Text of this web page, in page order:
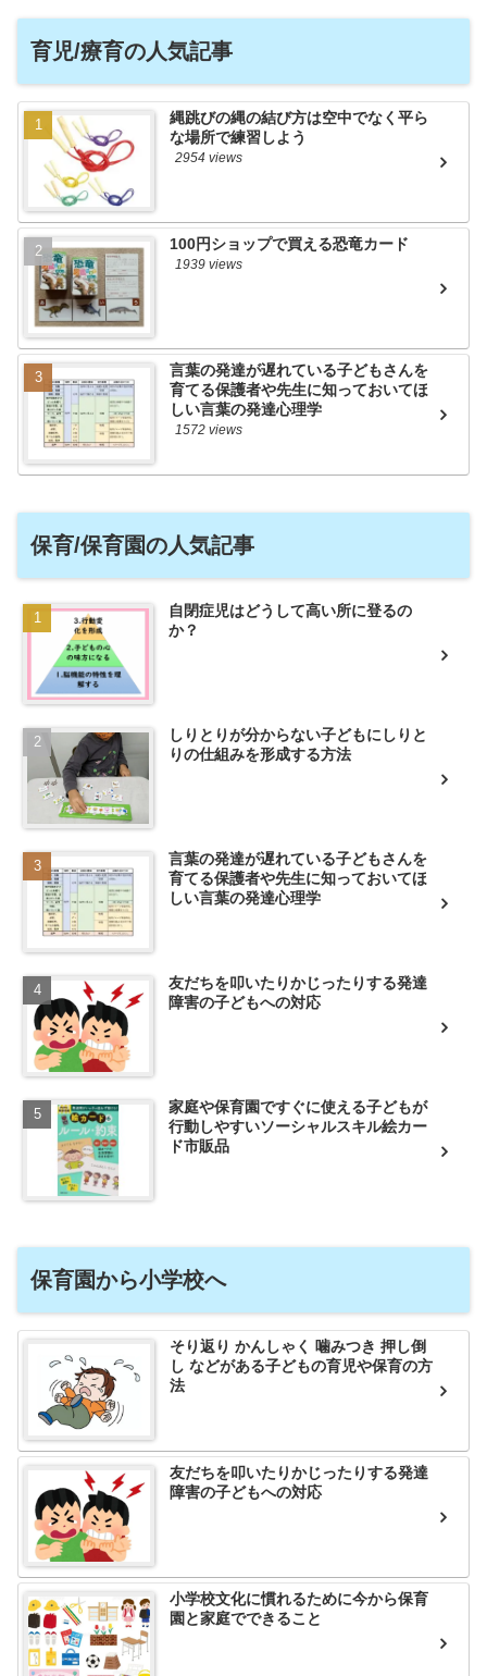
育児/療育の人気記事
縄跳びの縄の結び方は空中でなく平ら
な場所で練習しよう
2954 views
100円ショップで買える恐竜カード
1939 views
言葉の発達が遅れている子どもさんを
育てる保護者や先生に知っておいてほ
しい言葉の発達心理学
1572 views
保育/保育園の人気記事
自閉症児はどうして高い所に登るの
か？
しりとりが分からない子どもにしりと
りの仕組みを形成する方法
言葉の発達が遅れている子どもさんを
育てる保護者や先生に知っておいてほ
しい言葉の発達心理学
友だちを叩いたりかじったりする発達
障害の子どもへの対応
家庭や保育園ですぐに使える子どもが
行動しやすいソーシャルスキル絵カー
ド市販品
保育園から小学校へ
そり返り かんしゃく 噛みつき 押し倒
し などがある子どもの育児や保育の方
法
友だちを叩いたりかじったりする発達
障害の子どもへの対応
小学校文化に慣れるために今から保育
園と家庭でできること